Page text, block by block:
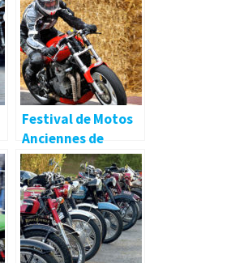
Festival de Motos
Anciennes de
Bains-sur-Oust